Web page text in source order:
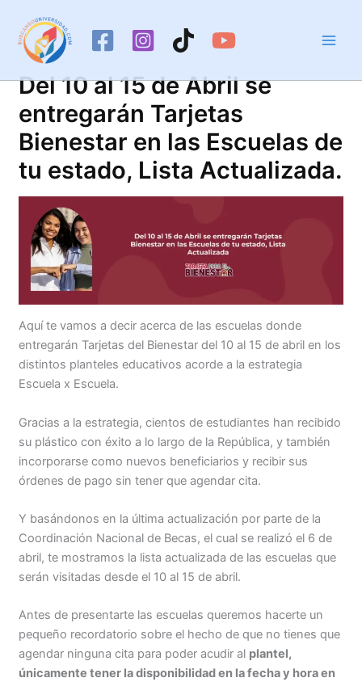
contenido
Del 10 al 15 de Abril se
entregarán Tarjetas
Bienestar en las Escuelas de
tu estado, Lista Actualizada.
Aquí te vamos a decir acerca de las escuelas donde
entregarán Tarjetas del Bienestar del 10 al 15 de abril en los
distintos planteles educativos acorde a la estrategia
Escuela x Escuela.
Gracias a la estrategia, cientos de estudiantes han recibido
su plástico con éxito a lo largo de la República, y también
incorporarse como nuevos beneficiarios y recibir sus
órdenes de pago sin tener que agendar cita.
Y basándonos en la última actualización por parte de la
Coordinación Nacional de Becas, el cual se realizó el 6 de
abril, te mostramos la lista actualizada de las escuelas que
serán visitadas desde el 10 al 15 de abril.
Antes de presentarte las escuelas queremos hacerte un
pequeño recordatorio sobre el hecho de que no tienes que
agendar ninguna cita para poder acudir al plantel,
únicamente tener la disponibilidad en la fecha y hora en